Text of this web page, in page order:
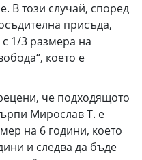
В този случай, според
присъда,
1/3 размера на
което е
че подходящото
Мирослав Т. е
на 6 години, което
и следва да бъде